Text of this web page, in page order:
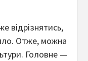
відрізнятись,
Отже, можна
Головне —